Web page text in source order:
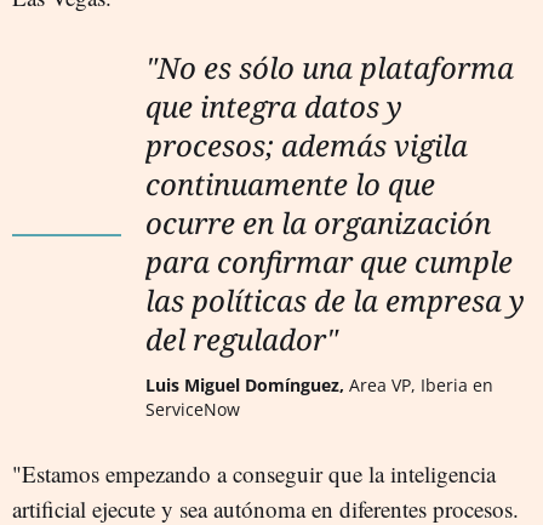
"No es sólo una plataforma
que integra datos y
procesos; además vigila
continuamente lo que
ocurre en la organización
para confirmar que cumple
las políticas de la empresa y
del regulador"
Luis Miguel Domínguez, Area VP, Iberia en
ServiceNow
"Estamos empezando a conseguir que la inteligencia
artificial ejecute y sea autónoma en diferentes procesos.